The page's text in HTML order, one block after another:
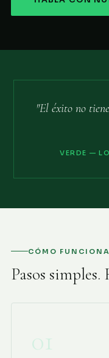
"El éxito no
VERDE —
CÓMO FUNCIONA
Pasos simples.
01